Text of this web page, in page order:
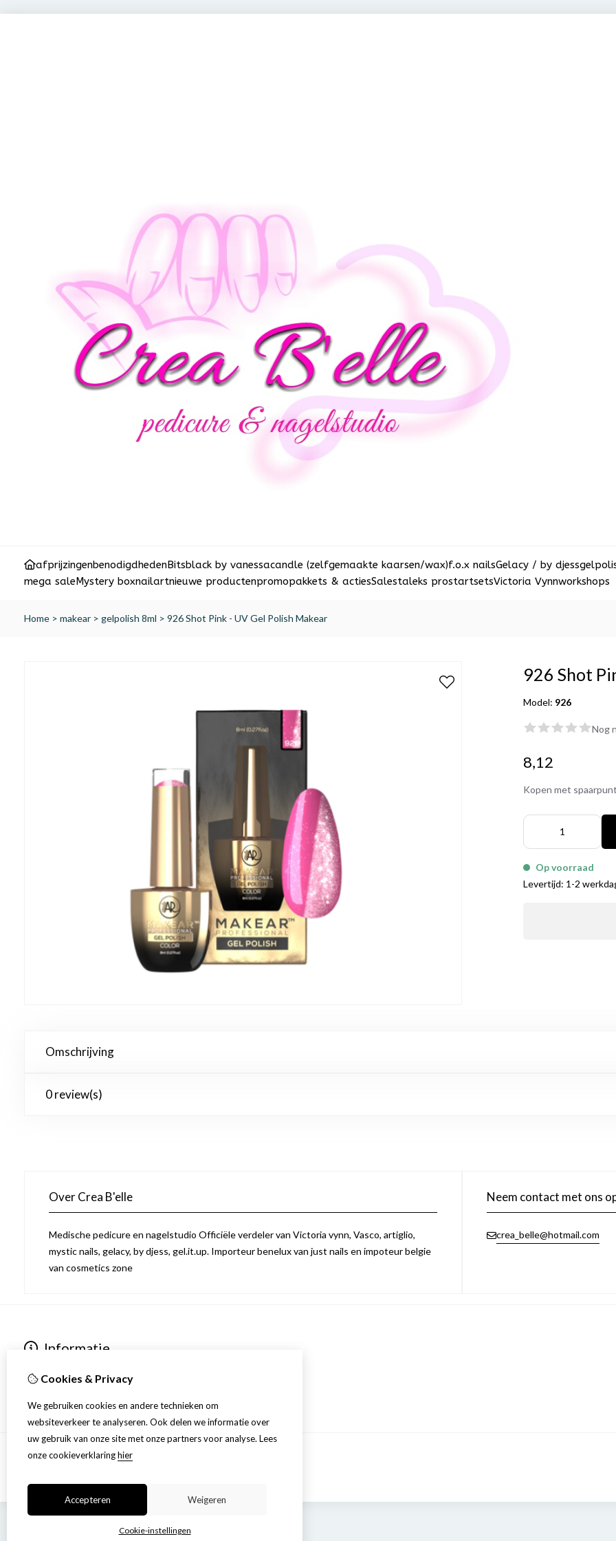
afprijzingenbenodigdhedenBitsblack by vanessacandle (zelfgemaakte kaarsen/wax)f.o.x nailsGelacy / by djess
mega saleMystery boxnailartnieuwe productenpromopakkets & actiesSalestaleks prostartsetsVictoria Vynnworkshops
Home > makear > gelpolish 8ml > 926 Shot Pink - UV Gel Polish Makear
926 Shot
Model: 926
Nog
8,12
Kopen met
Op voorraad
Levertijd: 1-2
Omschrijving
0 review(s)
Over Crea B'elle
Medische pedicure en nagelstudio Officiële verdeler van Victoria vynn, Vasco, artiglio,
mystic nails, gelacy, by djess, gel.it.up. Importeur benelux van just nails en impoteur belgie
van cosmetics zone
Neem contact met ons
crea_belle@hotmail.com
Informatie
Privacyverklaring
Cookies & Privacy
We gebruiken cookies en andere technieken om
websiteverkeer te analyseren. Ook delen we informatie over
uw gebruik van onze site met onze partners voor analyse. Lees
onze cookieverklaringhier
Accepteren Weigeren
Cookie-instellingen